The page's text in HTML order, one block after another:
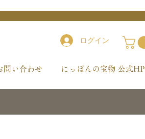
ログイン
問い合わせ にっぽんの宝物 公式HP